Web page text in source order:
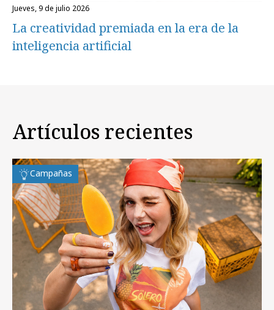
jueves, 9 de julio 2026
La creatividad premiada en la era de la
inteligencia artificial
Artículos recientes
Campañas